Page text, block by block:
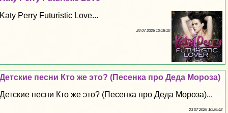
Katy Perry Futuristic Love...
24 07 2026 10:18:10
Детские песни Кто же это? (Песенка про Деда Мороза)
Детские песни Кто же это? (Песенка про Деда Мороза)...
23 07 2026 10:26:42